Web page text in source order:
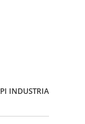
INDUSTRIA